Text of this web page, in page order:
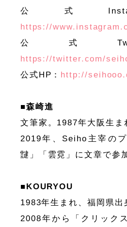
公式
https://
公式
https://twitter.com/
公式HP： http://
■森崎進
文筆家。1987年大阪生ま
2019年、Seiho主宰の
靆」「雲霓」に文章で参
■KOURYOU
1983年生まれ、福岡県出
2008年から「クリック